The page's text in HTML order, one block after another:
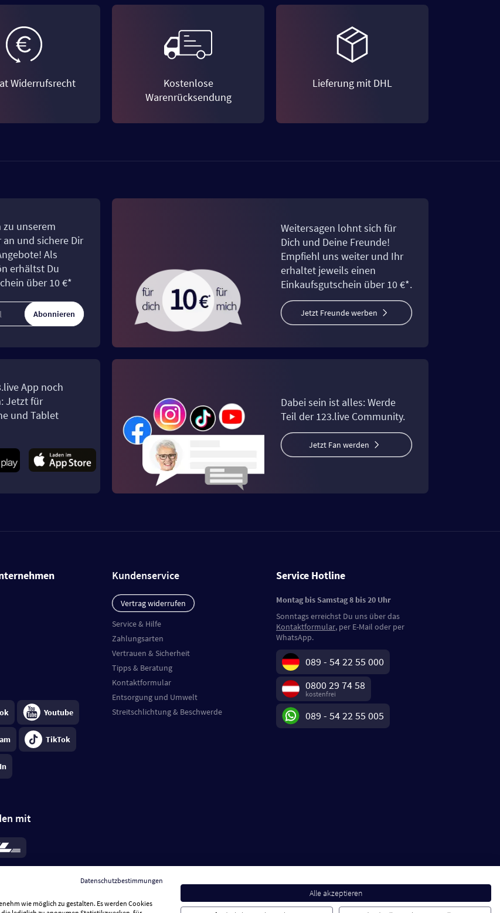
Widerrufsrecht
Kostenlose
Warenrücksendung
Lieferung mit DHL
zu unserem
und sichere Dir
Als
erhältst Du
über 10 €*
Abonnieren
Weitersagen lohnt sich für
Dich und Deine Freunde!
Empfiehl uns weiter und Ihr
erhaltet jeweils einen
Einkaufsgutschein über 10 €*.
Jetzt Freunde werben
App noch
Jetzt für
und Tablet
Dabei sein ist alles: Werde
Teil der 123.live Community.
Jetzt Fan werden
Youtube
TikTok
mit
€; bei Kühlware zzgl. 0,99 €
7,94 €. Lieferzeit3-
Kundenservice
Vertrag widerrufen
Service & Hilfe
Zahlungsarten
Vertrauen & Sicherheit
Tipps & Beratung
Kontaktformular
Entsorgung und Umwelt
Streitschlichtung & Beschwerde
Service Hotline
Montag bis Samstag 8 bis 20 Uhr
Sonntags erreichst Du uns über das
Kontaktformular, per E-Mail oder per
WhatsApp.
089 - 54 22 55 000
0800 29 74 58
kostenfrei
089 - 54 22 55 005
Datenschutzbestimmungen
wie möglich zu gestalten. Es werden Cookies
Alle akzeptieren